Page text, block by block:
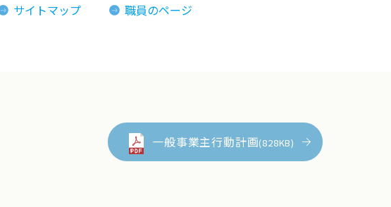
サイトマップ
職員のページ
一般事業主行動計画(828KB)